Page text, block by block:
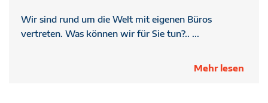
Wir sind rund um die Welt mit eigenen Büros
vertreten. Was können wir für Sie tun?.. ...
Mehr lesen